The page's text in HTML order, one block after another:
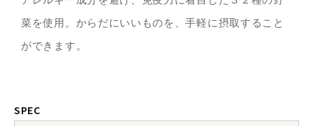
菜を使用。からだにいいものを、手軽に摂取すること
ができます。
SPEC